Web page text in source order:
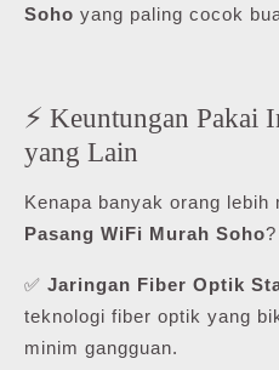
Soho yang paling cocok
⚡ Keuntungan
yang Lain
Kenapa banyak orang lebih
Pasang WiFi Murah Soho
✅ Jaringan Fiber Optik
teknologi fiber optik yang
minim gangguan.